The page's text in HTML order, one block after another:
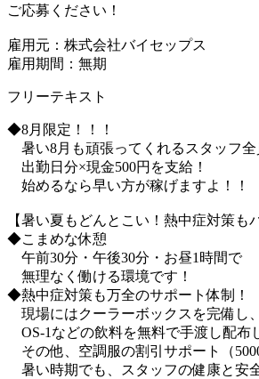
ご応募ください！
雇用元：株式会社バイセップス
雇用期間：無期
フリーテキスト
◆8月限定！！！
暑い8月も頑張ってくれるスタッフ全
出勤日分×現金500円を支給！
始めるなら早い方が稼げますよ！！
【暑い夏もどんとこい！熱中症対策も
◆こまめな休憩
午前30分・午後30分・お昼1時間で
無理なく働ける環境です！
◆熱中症対策も万全のサポート体制！
現場にはクーラーボックスを完備し、
OS-1などの飲料を無料で手渡し配布
その他、空調服の割引サポート（
暑い時期でも、スタッフの健康と安